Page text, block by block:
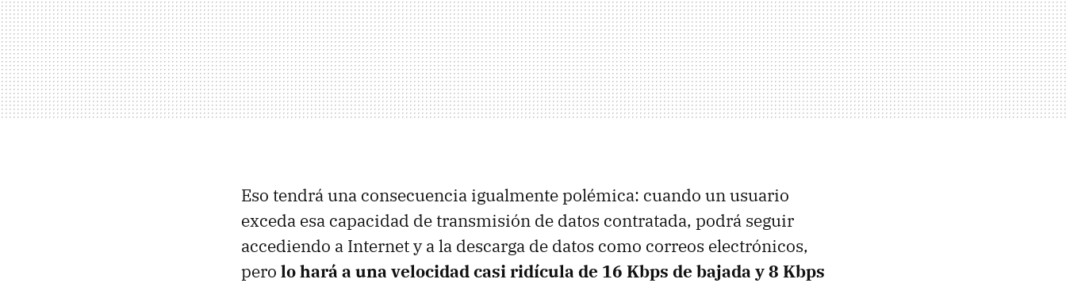
Eso tendrá una consecuencia igualmente polémica: cuando un usuario
exceda esa capacidad de transmisión de datos contratada, podrá seguir
accediendo a Internet y a la descarga de datos como correos electrónicos,
pero lo hará a una velocidad casi ridícula de 16 Kbps de bajada y 8 Kbps